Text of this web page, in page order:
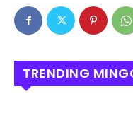
TRENDING